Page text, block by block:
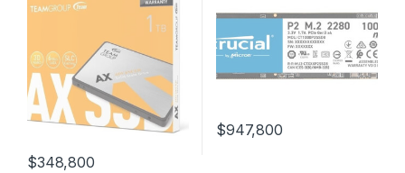
$348,800
$947,800